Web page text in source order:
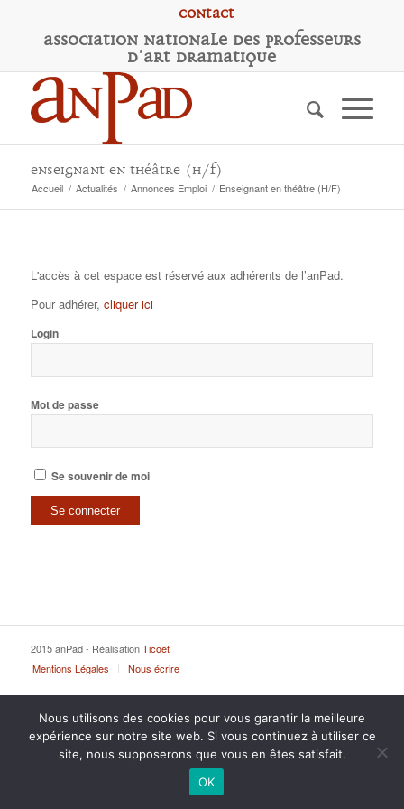
Contact
Association Nationale des Professeurs
d'Art Dramatique
Enseignant en théâtre (H/F)
Accueil / Actualités / Annonces Emploi / Enseignant en théâtre (H/F)
L'accès à cet espace est réservé aux adhérents de l’anPad.
Pour adhérer, cliquer ici
Login
Mot de passe
Se souvenir de moi
2015 anPad - RéalisationTicoët
Mentions Légales
Nous écrire
Nous utilisons des cookies pour vous garantir la meilleure
expérience sur notre site web. Si vous continuez à utiliser ce
site, nous supposerons que vous en êtes satisfait.
OK